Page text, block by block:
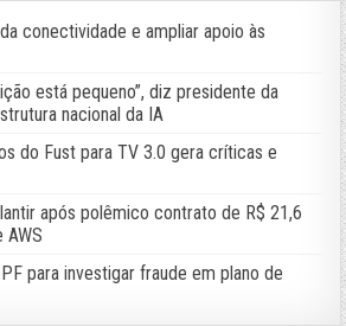
conectividade e ampliar apoio às
está pequeno”, diz presidente da
nacional da IA
do Fust para TV 3.0 gera críticas e
após polêmico contrato de R$ 21,6
para investigar fraude em plano de